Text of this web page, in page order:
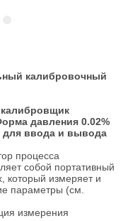
калибровочный
давления 0.02%
для ввода и вывода
процесса
собой портативный
который измеряет и
параметры (см.
измерения